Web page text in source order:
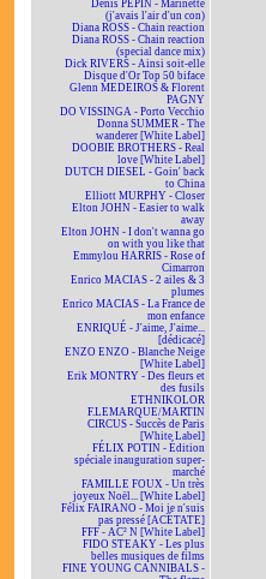
Denis PEPIN - Marinette
(j'avais l'air d'un con)
Diana ROSS - Chain reaction
Diana ROSS - Chain reaction
(special dance mix)
Dick RIVERS - Ainsi soit-elle
Disque d'Or Top 50 biface
Glenn MEDEIROS & Florent
PAGNY
DO VISSINGA - Porto Vecchio
Donna SUMMER - The
wanderer [White Label]
DOOBIE BROTHERS - Real
love [White Label]
DUTCH DIESEL - Goin' back
to China
Elliott MURPHY - Closer
Elton JOHN - Easier to walk
away
Elton JOHN - I don't wanna go
on with you like that
Emmylou HARRIS - Rose of
Cimarron
Enrico MACIAS - 2 ailes & 3
plumes
Enrico MACIAS - La France de
mon enfance
ENRIQUÉ - J'aime, J'aime...
[dédicacé]
ENZO ENZO - Blanche Neige
[White Label]
Erik MONTRY - Des fleurs et
des fusils
ETHNIKOLOR
F.LEMARQUE/MARTIN
CIRCUS - Succès de Paris
[White Label]
FÉLIX POTIN - Édition
spéciale inauguration super-
marché
FAMILLE FOUX - Un très
joyeux Noël... [White Label]
Félix FAIRANO - Moi je n'suis
pas pressé [ACÉTATE]
FFF - AC² N [White Label]
FIDO STEAKY - Les plus
belles musiques de films
FINE YOUNG CANNIBALS -